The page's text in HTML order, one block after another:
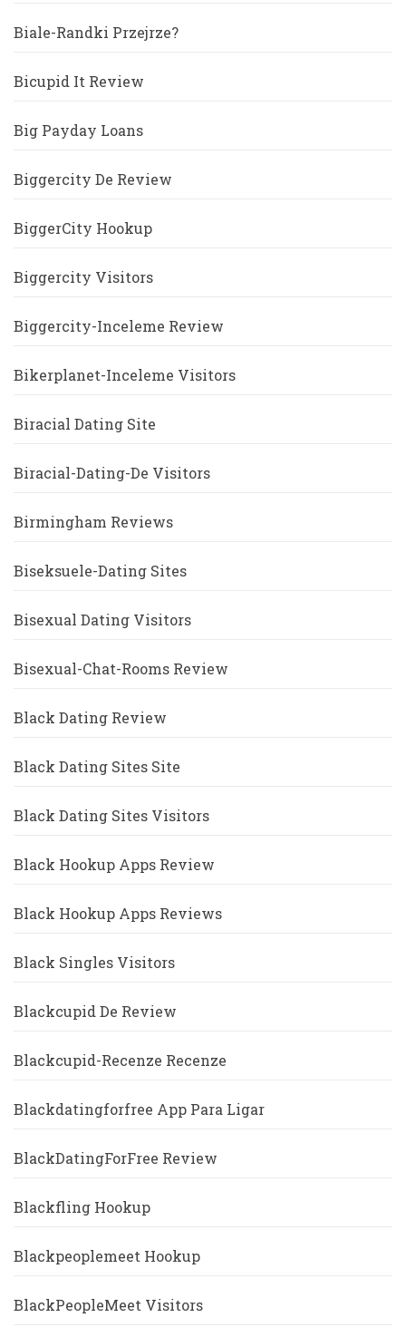
Biale-Randki Przejrze?
Bicupid It Review
Big Payday Loans
Biggercity De Review
BiggerCity Hookup
Biggercity Visitors
Biggercity-Inceleme Review
Bikerplanet-Inceleme Visitors
Biracial Dating Site
Biracial-Dating-De Visitors
Birmingham Reviews
Biseksuele-Dating Sites
Bisexual Dating Visitors
Bisexual-Chat-Rooms Review
Black Dating Review
Black Dating Sites Site
Black Dating Sites Visitors
Black Hookup Apps Review
Black Hookup Apps Reviews
Black Singles Visitors
Blackcupid De Review
Blackcupid-Recenze Recenze
Blackdatingforfree App Para Ligar
BlackDatingForFree Review
Blackfling Hookup
Blackpeoplemeet Hookup
BlackPeopleMeet Visitors